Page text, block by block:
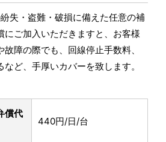
失・盗難・破損に備えた任意の補
にご加入いただきますと、お客様
障の際でも、回線停止手数料、
ど、手厚いカバーを致します。
償代
440円/日/台